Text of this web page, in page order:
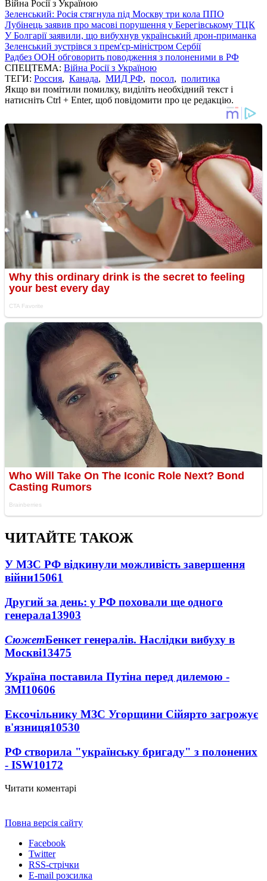
Війна Росії з Україною
Зеленський: Росія стягнула під Москву три кола ППО
Лубінець заявив про масові порушення у Берегівському ТЦК
У Болгарії заявили, що вибухнув український дрон-приманка
Зеленський зустрівся з прем'єр-міністром Сербії
Радбез ООН обговорить поводження з полоненими в РФ
СПЕЦТЕМА: Війна Росії з Україною
ТЕГИ: Россия, Канада, МИД РФ, посол, политика
Якщо ви помітили помилку, виділіть необхідний текст і
натисніть Ctrl + Enter, щоб повідомити про це редакцію.
ЧИТАЙТЕ ТАКОЖ
У МЗС РФ відкинули можливість завершення
війни15061
Другий за день: у РФ поховали ще одного
генерала13903
СюжетБенкет генералів. Наслідки вибуху в
Москві13475
Україна поставила Путіна перед дилемою -
ЗМІ10606
Ексочільнику МЗС Угорщини Сійярто загрожує
в'язниця10530
РФ створила "українську бригаду" з полонених
- ISW10172
Читати коментарі
Повна версія сайту
Facebook
Twitter
RSS-стрічки
E-mail розсилка